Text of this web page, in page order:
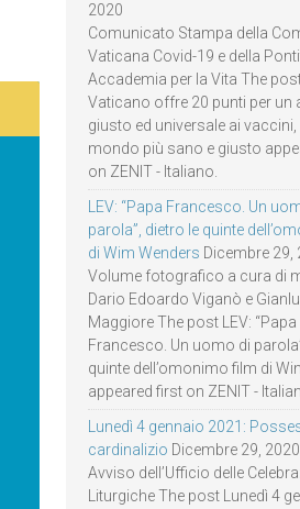
2020
Comunicato Stampa della
Vaticana Covid-19 e della
Accademia per la Vita The post
Vaticano offre 20 punti per un
giusto ed universale ai vaccini,
mondo più sano e giusto
on ZENIT - Italiano.
LEV: “Papa Francesco. Un
parola”, dietro le quinte
di Wim Wenders Dicembre 29,
Volume fotografico a cura di
Dario Edoardo Viganò e
Maggiore The post LEV: “Papa
Francesco. Un uomo di
quinte dell’omonimo film di
appeared first on ZENIT -
Lunedì 4 gennaio 2021:
cardinalizio Dicembre 29, 2020
Avviso dell’Ufficio delle
Liturgiche The post Lunedì 4